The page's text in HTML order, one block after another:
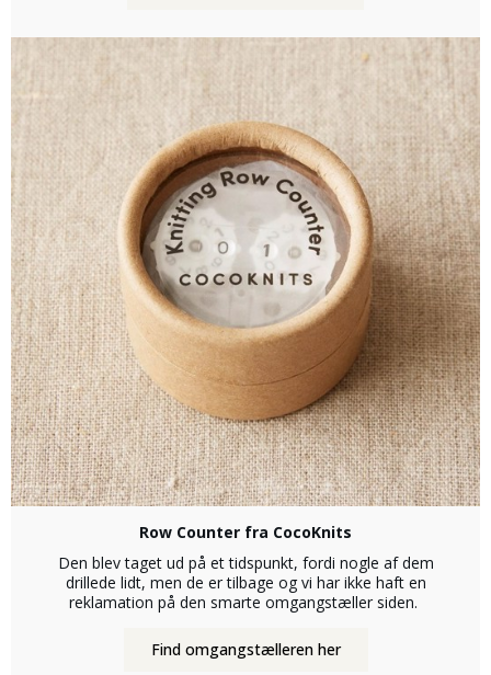
Row Counter fra CocoKnits
Den blev taget ud på et tidspunkt, fordi nogle af dem
drillede lidt, men de er tilbage og vi har ikke haft en
reklamation på den smarte omgangstæller siden.
Find omgangstælleren her